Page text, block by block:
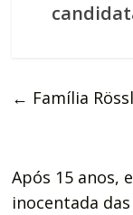
← Família
Após 15 anos,
inocentada